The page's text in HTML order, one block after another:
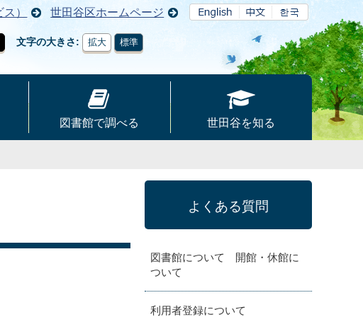
） 世田谷区ホームページ
文字の大きさ 拡大 標準
図書館で調べる 世田谷を知る
よくある質問
図書館について 開館・休館に
ついて
利用者登録について